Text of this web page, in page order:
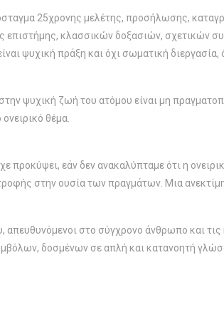
25χρονης μελέτης, προσήλωσης,
επιστήμης, κλασσικών δοξασιών, σχετικών
ψυχική πράξη και όχι σωματική
ψυχική ζωή του ατόμου είναι μη
θέμα.
προκύψει, εάν δεν ανακαλύπταμε ότι η
στην ουσία των πραγμάτων. Μια
απευθυνόμενοι στο σύγχρονο άνθρωπο και
δοσμένων σε απλή και κατανοητή